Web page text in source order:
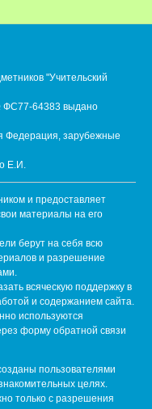
"Учительский
ФС77-64383 выдано
Федерация, зарубежные
Е.И.
и предоставляет
материалы на его
берут на себя всю
и разрешение
всяческую поддержку в
и содержанием сайта.
используются
форму обратной связи
пользователями
целях.
только с разрешения